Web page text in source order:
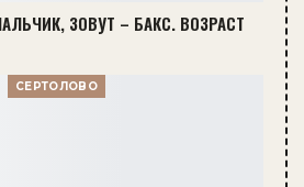
ЗОВУТ – БАКС. ВОЗРАСТ
СЕРТОЛОВО